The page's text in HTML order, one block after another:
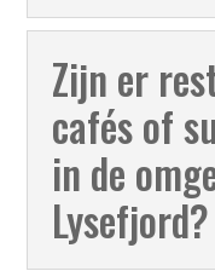
Zijn er
cafés of
in de
Lysefjord?